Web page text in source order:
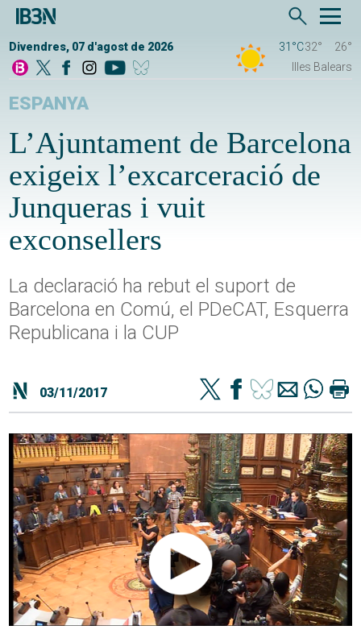
Divendres, 07 d'agost de 2026 31°C32°
26°
Illes Balears
ESPANYA
L’Ajuntament de Barcelona
exigeix l’excarceració de
Junqueras i vuit
exconsellers
La declaració ha rebut el suport de
Barcelona en Comú, el PDeCAT, Esquerra
Republicana i la CUP
03/11/2017